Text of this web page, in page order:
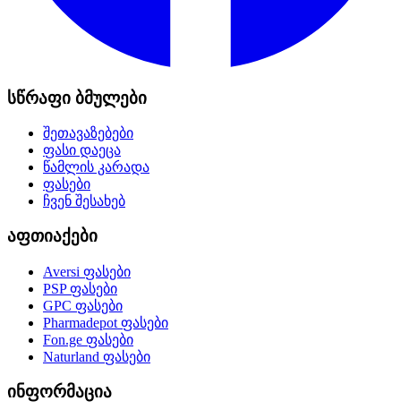
სწრაფი ბმულები
შეთავაზებები
ფასი დაეცა
წამლის კარადა
ფასები
ჩვენ შესახებ
აფთიაქები
Aversi ფასები
PSPფასები
GPC ფასები
Pharmadepot ფასები
Fon.ge ფასები
Naturland ფასები
ინფორმაცია